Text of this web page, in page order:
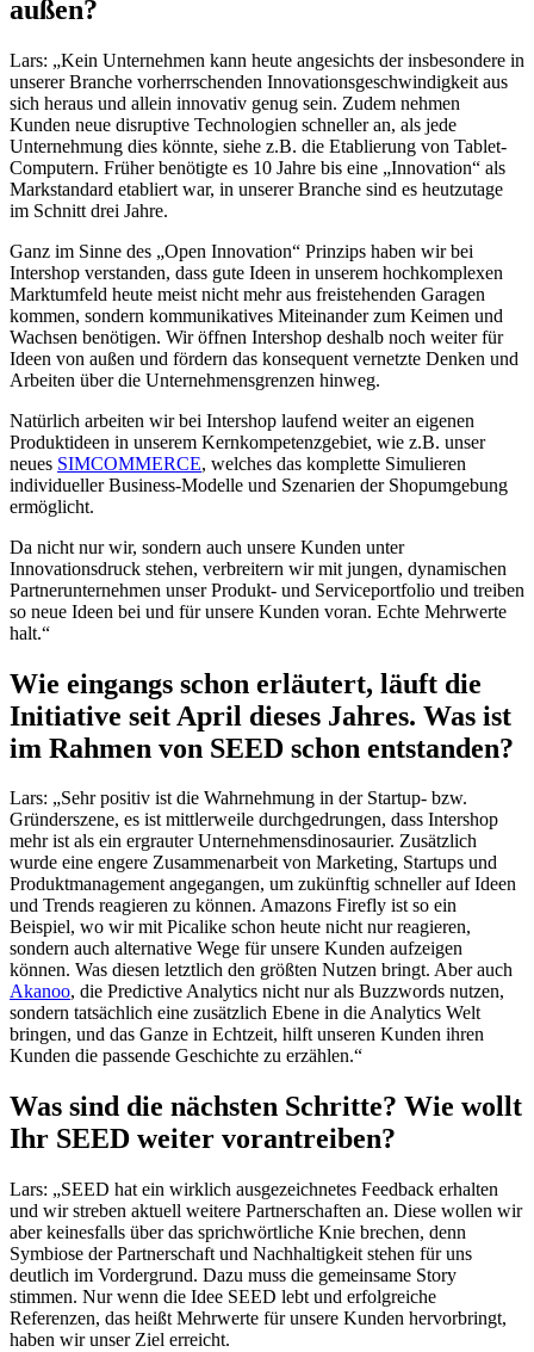
außen?
Lars: „Kein Unternehmen kann heute angesichts der insbesondere in
unserer Branche vorherrschenden Innovationsgeschwindigkeit aus
sich heraus und allein innovativ genug sein. Zudem nehmen
Kunden neue disruptive Technologien schneller an, als jede
Unternehmung dies könnte, siehe z.B. die Etablierung von Tablet-
Computern. Früher benötigte es 10 Jahre bis eine „Innovation“ als
Markstandard etabliert war, in unserer Branche sind es heutzutage
im Schnitt drei Jahre.
Ganz im Sinne des „Open Innovation“ Prinzips haben wir bei
Intershop verstanden, dass gute Ideen in unserem hochkomplexen
Marktumfeld heute meist nicht mehr aus freistehenden Garagen
kommen, sondern kommunikatives Miteinander zum Keimen und
Wachsen benötigen. Wir öffnen Intershop deshalb noch weiter für
Ideen von außen und fördern das konsequent vernetzte Denken und
Arbeiten über die Unternehmensgrenzen hinweg.
Natürlich arbeiten wir bei Intershop laufend weiter an eigenen
Produktideen in unserem Kernkompetenzgebiet, wie z.B. unser
neues SIMCOMMERCE, welches das komplette Simulieren
individueller Business-Modelle und Szenarien der Shopumgebung
ermöglicht.
Da nicht nur wir, sondern auch unsere Kunden unter
Innovationsdruck stehen, verbreitern wir mit jungen, dynamischen
Partnerunternehmen unser Produkt- und Serviceportfolio und treiben
so neue Ideen bei und für unsere Kunden voran. Echte Mehrwerte
halt.“
Wie eingangs schon erläutert, läuft die
Initiative seit April dieses Jahres. Was ist
im Rahmen von SEED schon entstanden?
Lars: „Sehr positiv ist die Wahrnehmung in der Startup- bzw.
Gründerszene, es ist mittlerweile durchgedrungen, dass Intershop
mehr ist als ein ergrauter Unternehmensdinosaurier. Zusätzlich
wurde eine engere Zusammenarbeit von Marketing, Startups und
Produktmanagement angegangen, um zukünftig schneller auf Ideen
und Trends reagieren zu können. Amazons Firefly ist so ein
Beispiel, wo wir mit Picalike schon heute nicht nur reagieren,
sondern auch alternative Wege für unsere Kunden aufzeigen
können. Was diesen letztlich den größten Nutzen bringt. Aber auch
Akanoo, die Predictive Analytics nicht nur als Buzzwords nutzen,
sondern tatsächlich eine zusätzlich Ebene in die Analytics Welt
bringen, und das Ganze in Echtzeit, hilft unseren Kunden ihren
Kunden die passende Geschichte zu erzählen.“
Was sind die nächsten Schritte? Wie wollt
Ihr SEED weiter vorantreiben?
Lars: „SEED hat ein wirklich ausgezeichnetes Feedback erhalten
und wir streben aktuell weitere Partnerschaften an. Diese wollen wir
aber keinesfalls über das sprichwörtliche Knie brechen, denn
Symbiose der Partnerschaft und Nachhaltigkeit stehen für uns
deutlich im Vordergrund. Dazu muss die gemeinsame Story
stimmen. Nur wenn die Idee SEED lebt und erfolgreiche
Referenzen, das heißt Mehrwerte für unsere Kunden hervorbringt,
haben wir unser Ziel erreicht.